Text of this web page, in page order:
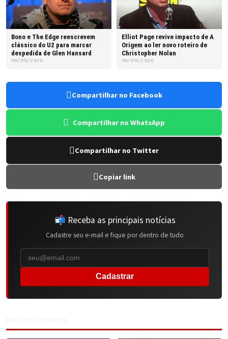
Bono e The Edge reescrevem
clássico do U2 para marcar
despedida de Glen Hansard
06/08/2026
Elliot Page revive impacto de A
Origem ao ler novo roteiro de
Christopher Nolan
06/08/2026
Compartilhar no Facebook
Compartilhar no WhatsApp
Compartilhar no Twitter
Copiar link
📬 Receba as principais notícias
Cadastre seu e-mail e fique por dentro de tudo
Cadastrar